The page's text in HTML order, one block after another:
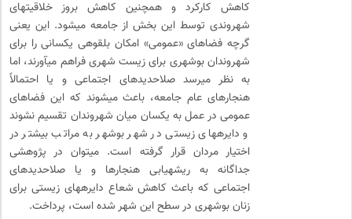
کاهش کارکرد و همچنین کاهش بروز خلاقیت­های
شهروندی توسط این بخش از جامعه می­شود. این یعنی
گرچه فضاهای «عمومی» امکان بلقوه­ی یکسانی را برای
شهروندان بوشهری برای زیست شهری فراهم می­آورند، اما
به نظر می­رسد صلاح­دیدهای اجتماعی و یا احتمالاً
هنجارهای عام جامعه، باعث می­شوند که این فضاهای
عمومی در عمل به یکسان میان شهروندان تقسیم نشوند
و دایره­های زیستی در شهر بوشهر به مراتب بیشتر در
اختیار مردان قرار گرفته است. می­توان در پژوهشی
جداگانه به ریشه­یابی هنجارها و یا صلاح­دیدهای
اجتماعی که باعث کاهش شعاع دایره­های زیستی برای
زنان بوشهری در سطح این شهر شده است، پرداخت.